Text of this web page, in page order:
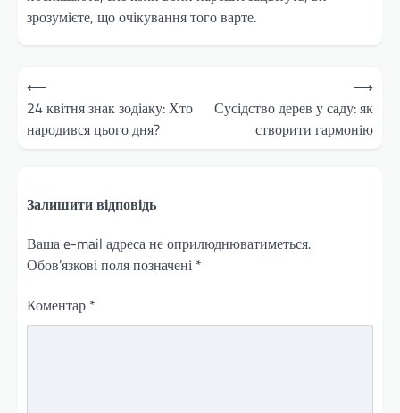
зрозумієте, що очікування того варте.
Навігація
записів
⟵
24 квітня знак зодіаку: Хто
народився цього дня?
Сусідство дерев у саду: як
створити гармонію
⟶
Залишити відповідь
Ваша e-mail адреса не оприлюднюватиметься.
Обов’язкові поля позначені *
Коментар *